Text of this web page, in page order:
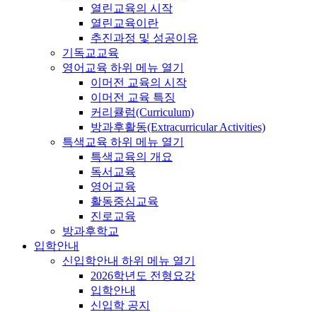
열린교육의 시작
열린교육이란
추진과정 및 성공이유
기독교교육
영어교육 하위 메뉴 열기
이머전 교육의 시작
이머전 교육 특징
커리큘럼(Curriculum)
방과후활동(Extracurricular Activities)
특색교육 하위 메뉴 열기
특색교육의 개요
독서교육
영어교육
활동중심교육
진로교육
방과후학교
입학안내
신입학안내 하위 메뉴 열기
2026학년도 전형요강
입학안내
신입학 공지